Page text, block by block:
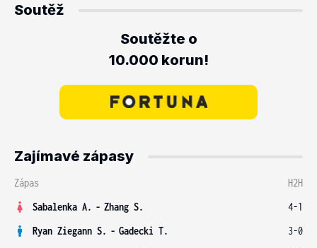
Soutěž
Soutěžte o
10.000 korun!
Zajímavé zápasy
Zápas
H2H
Sabalenka A. - Zhang S.
4-1
Ryan Ziegann S. - Gadecki T.
3-0